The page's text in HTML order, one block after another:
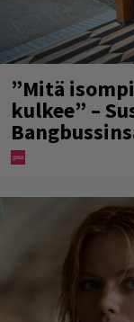
”Mitä
kulkee” –